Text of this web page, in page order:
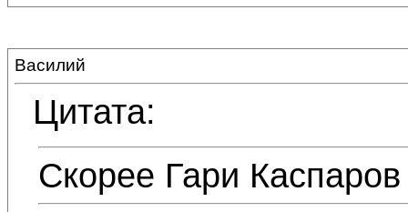
Василий
Цитата:
Скорее Гари